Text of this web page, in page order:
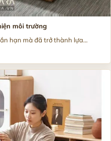
môi trường
hạn mà đã trở thành lựa...